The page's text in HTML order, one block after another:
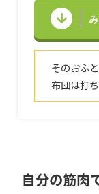
そのおふ
布団は打
自分の筋肉